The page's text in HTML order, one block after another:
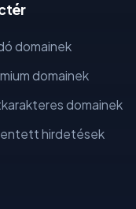
domainek
domainek
domainek
hirdetések